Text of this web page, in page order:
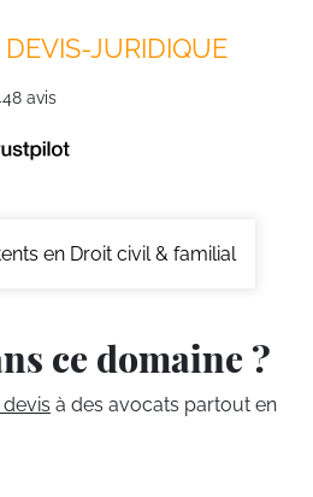
JURIDIQUE
avis
en Droit civil & familial
ce domaine ?
à des avocats partout en